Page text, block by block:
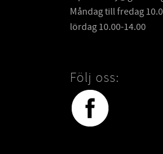
Måndag till fredag
lördag 10.00-14.00
Följ oss: